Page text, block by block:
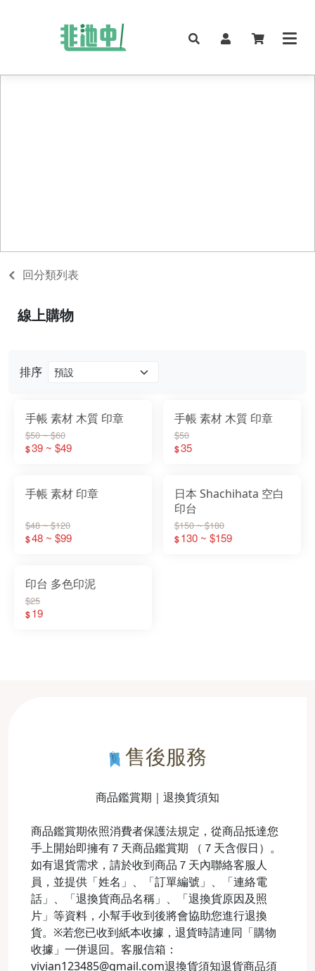
回分類列表
排序
手帳 素材 木質 印章
$50 ~ $60
$39 ~ $49
手帳 素材 木質 印章
$50
$35
手帳 素材 印章
$48 ~ $120
$48 ~ $99
日本 Shachihata 空白
印台
$150 ~ $180
$130 ~ $159
印台 多色印泥
$25
$19
線上購物
售後服務
商品鑑賞期｜退換貨須知
商品鑑賞期依照消費者保護法規定，從商品抵達您
手上開始即擁有７天商品鑑賞期 （７天含假日）。
如有退貨需求，請於收到商品７天內聯絡客服人
員，並提供「姓名」、「訂單編號」、「連絡電
話」、「退換貨商品名稱」、「退換貨原因及照
片」等資料，小幫手收到後將會協助您進行退換
貨。※若您已收到紙本收據，退貨時請連同「購物
收據」一併退回。客服信箱：
vivian123485@gmail.com退換貨須知退貨商品須